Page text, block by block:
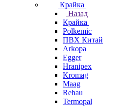
Крайка
Назад
Крайка
Polkemic
ПВХ Китай
Arkopa
Egger
Hranipex
Kromag
Maag
Rehau
Termopal